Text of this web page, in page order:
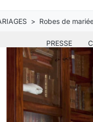
PRESSE
Robes de